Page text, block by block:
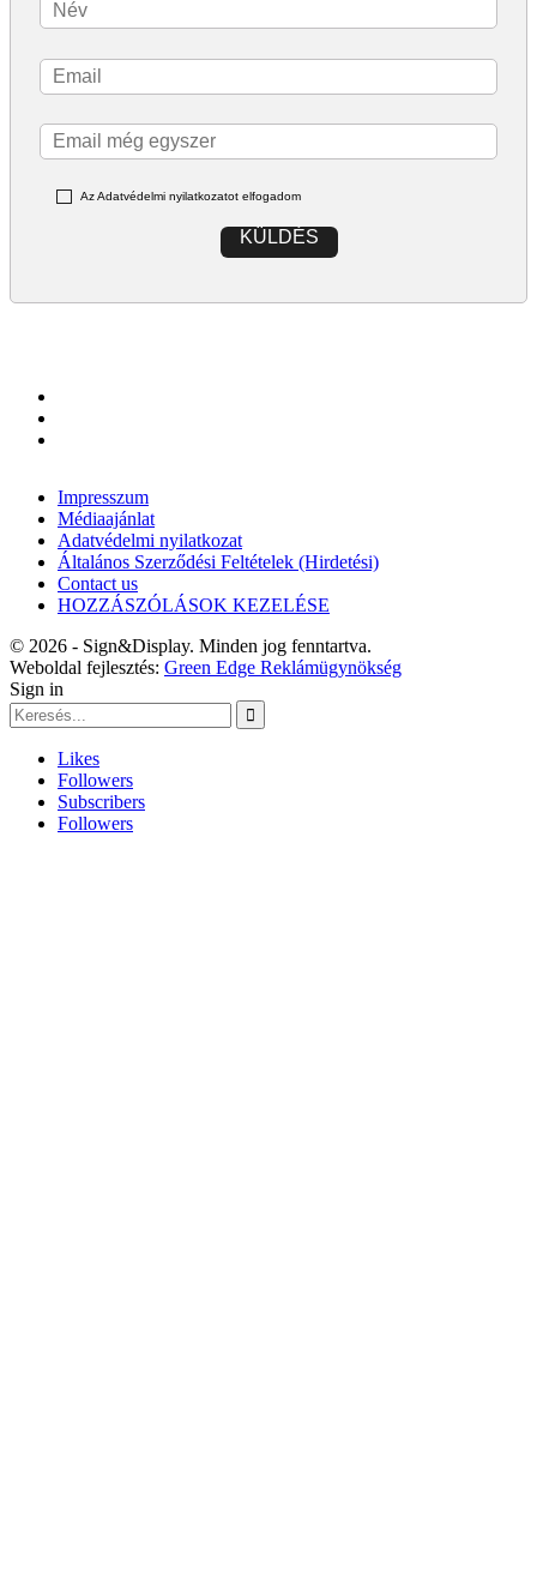
Az Adatvédelmi nyilatkozatot elfogadom
KÜLDÉS
Impresszum
Médiaajánlat
Adatvédelmi nyilatkozat
Általános Szerződési Feltételek (Hirdetési)
Contact us
HOZZÁSZÓLÁSOK KEZELÉSE
© 2026 - Sign&Display. Minden jog fenntartva.
Weboldal fejlesztés: Green Edge Reklámügynökség
Sign in
Likes
Followers
Subscribers
Followers